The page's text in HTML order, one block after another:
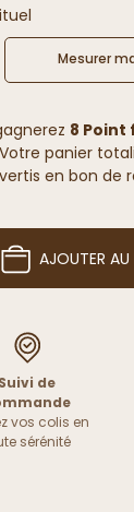
Mesurer
8 Point
panier
en bon de
AJOUTER AU
Suivi de
vos colis en
sérénité